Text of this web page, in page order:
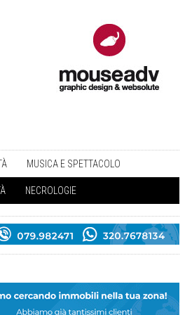
MUSICA E SPETTACOLO
NECROLOGIE